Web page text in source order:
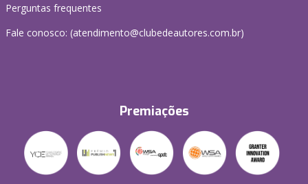
Perguntas frequentes
Fale conosco: (atendimento@clubedeautores.com.br)
Premiações